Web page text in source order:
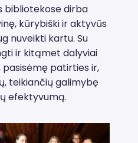
bibliotekose dirba
kūrybiški ir aktyvūs
nuveikti kartu. Su
ir kitąmet dalyviai
pasisėmę patirties ir,
teikiančių galimybę
efektyvumą.